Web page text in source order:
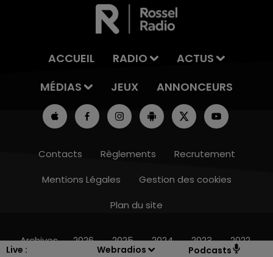
Live :
Webradios Podcasts
7h00 - 12h00
ACCUEIL RADIO
ACTUS
MÉDIAS
JEUX ANNONCEURS
Contacts Règlements
Recrutement
Mentions Légales
Gestion des cookies
Plan du site
Archives 2026 2025 2024 2023 2022